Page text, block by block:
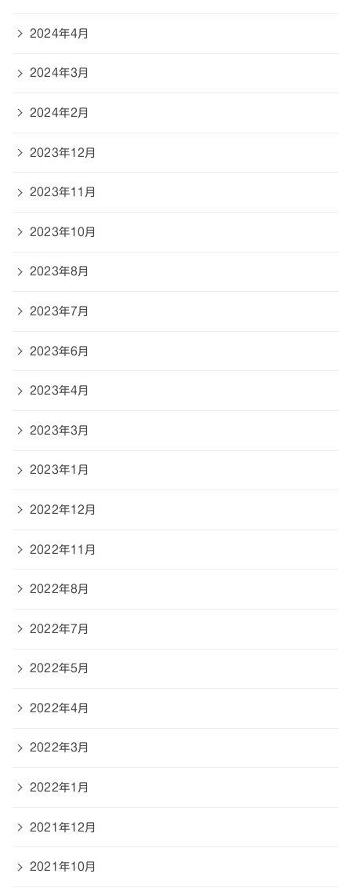
2024年4月
2024年3月
2024年2月
2023年12月
2023年11月
2023年10月
2023年8月
2023年7月
2023年6月
2023年4月
2023年3月
2023年1月
2022年12月
2022年11月
2022年8月
2022年7月
2022年5月
2022年4月
2022年3月
2022年1月
2021年12月
2021年10月